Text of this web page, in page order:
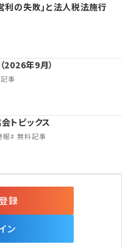
利の失敗｣と法人税法施行
2026年9月）
事
トピックス
報 無料記事
録
ン